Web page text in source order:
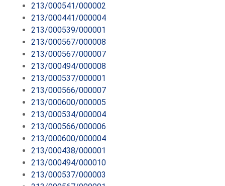
213/000541/000002
213/000441/000004
213/000539/000001
213/000567/000008
213/000567/000007
213/000494/000008
213/000537/000001
213/000566/000007
213/000600/000005
213/000534/000004
213/000566/000006
213/000600/000004
213/000438/000001
213/000494/000010
213/000537/000003